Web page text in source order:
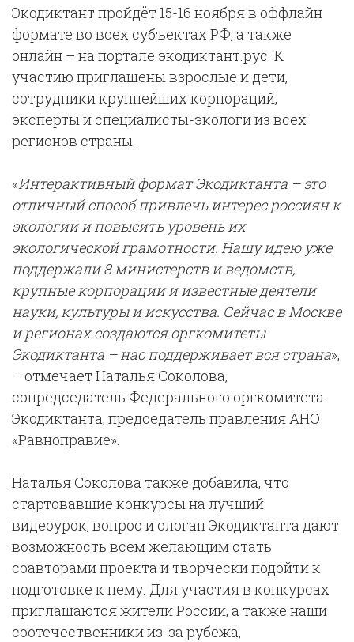
Экодиктант пройдёт 15-16 ноября в оффлайн
формате во всех субъектах РФ, а также
онлайн – на портале экодиктант.рус. К
участию приглашены взрослые и дети,
сотрудники крупнейших корпораций,
эксперты и специалисты-экологи из всех
регионов страны.
«Интерактивный формат Экодиктанта – это
отличный способ привлечь интерес россиян к
экологии и повысить уровень их
экологической грамотности. Нашу идею уже
поддержали 8 министерств и ведомств,
крупные корпорации и известные деятели
науки, культуры и искусства. Сейчас в Москве
и регионах создаются оргкомитеты
Экодиктанта – нас поддерживает вся страна»,
– отмечает Наталья Соколова,
сопредседатель Федерального оргкомитета
Экодиктанта, председатель правления АНО
«Равноправие».
Наталья Соколова также добавила, что
стартовавшие конкурсы на лучший
видеоурок, вопрос и слоган Экодиктанта дают
возможность всем желающим стать
соавторами проекта и творчески подойти к
подготовке к нему. Для участия в конкурсах
приглашаются жители России, а также наши
соотечественники из-за рубежа,